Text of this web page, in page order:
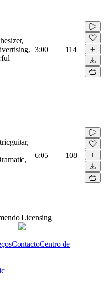
3:00 114
6:05 108
Licensing
ContactoCentro de